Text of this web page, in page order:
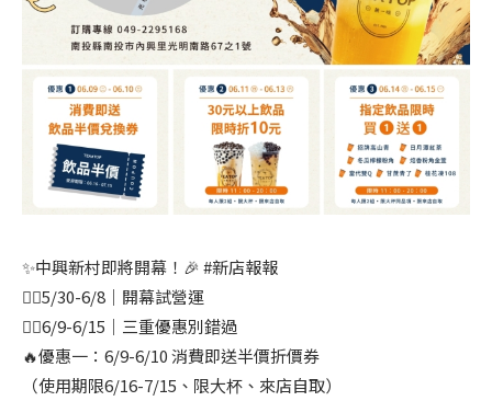
✨中興新村即將開幕！🎉 #新店報報
👉🏻5/30-6/8｜開幕試營運
👉🏻6/9-6/15｜三重優惠別錯過
🔥優惠一：6/9-6/10 消費即送半價折價券
（使用期限6/16-7/15、限大杯、來店自取）